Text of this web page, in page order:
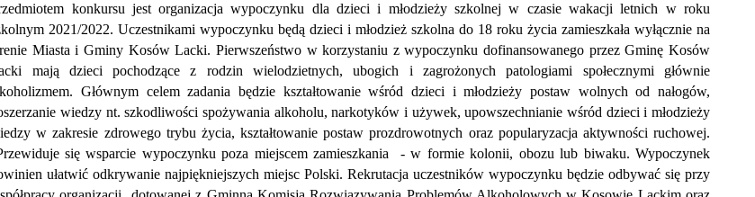
konkursu jest organizacja wypoczynku dla dzieci i młodzieży szkolnej w czasie wakacji letnich w roku
2021/2022. Uczestnikami wypoczynku będą dzieci i młodzież szkolna do 18 roku życia zamieszkała wyłącznie na
Miasta i Gminy Kosów Lacki. Pierwszeństwo w korzystaniu z wypoczynku dofinansowanego przez Gminę Kosów
mają dzieci pochodzące z rodzin wielodzietnych, ubogich i zagrożonych patologiami społecznymi głównie
Głównym celem zadania będzie kształtowanie wśród dzieci i młodzieży postaw wolnych od nałogów,
wiedzy nt. szkodliwości spożywania alkoholu, narkotyków i używek, upowszechnianie wśród dzieci i młodzieży
w zakresie zdrowego trybu życia, kształtowanie postaw prozdrowotnych oraz popularyzacja aktywności ruchowej.
się wsparcie wypoczynku poza miejscem zamieszkania - w formie kolonii, obozu lub biwaku. Wypoczynek
ułatwić odkrywanie najpiękniejszych miejsc Polski. Rekrutacja uczestników wypoczynku będzie odbywać się przy